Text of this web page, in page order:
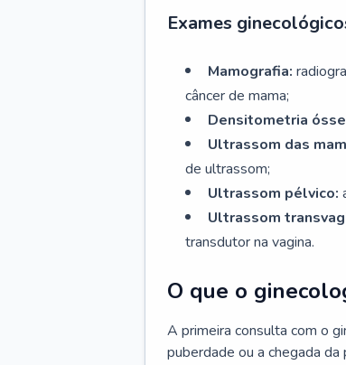
Exames
Mamografia:
câncer de mama;
Densitometria
Ultrassom das
de ultrassom;
Ultrassom pélvico:
Ultrassom
transdutor na vagina.
O que o
A primeira consulta com o
puberdade ou a chegada